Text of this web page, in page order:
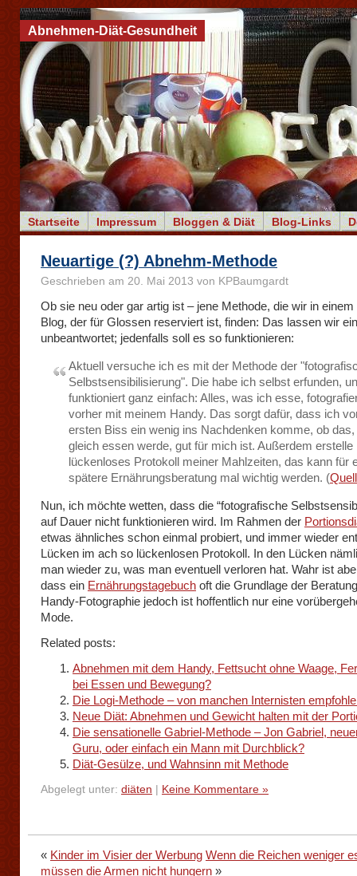
Startseite Impressum Bloggen & Diät Blog-Links
Abnehmen-Diät-Gesundheit
Neuartige (?) Abnehm-Methode
Geschrieben am 20. Mai 2013 von KPBaumgardt
Ob sie neu oder gar artig ist – jene Methode, die wir in
Blog, der für Glossen reserviert ist, finden: Das lassen wir
unbeantwortet; jedenfalls soll es so funktionieren:
Aktuell versuche ich es mit der Methode der
Selbstsensibilisierung". Die habe ich selbst erfunden,
funktioniert ganz einfach: Alles, was ich esse,
vorher mit meinem Handy. Das sorgt dafür, dass ich
ersten Biss ein wenig ins Nachdenken komme, ob
gleich essen werde, gut für mich ist. Außerdem erstelle
lückenloses Protokoll meiner Mahlzeiten, das kann für
spätere Ernährungsberatung mal wichtig werden. (
Nun, ich möchte wetten, dass die “fotografische
auf Dauer nicht funktionieren wird. Im Rahmen der
etwas ähnliches schon einmal probiert, und immer wieder
Lücken im ach so lückenlosen Protokoll. In den Lücken
man wieder zu, was man eventuell verloren hat. Wahr ist
dass ein Ernährungstagebuch oft die Grundlage der
Handy-Fotographie jedoch ist hoffentlich nur eine
Mode.
Related posts:
Abnehmen mit dem Handy, Fettsucht ohne Waage,
bei Essen und Bewegung?
Die Logi-Methode – von manchen Internisten
Neue Diät: Abnehmen und Gewicht halten mit der
Die sensationelle Gabriel-Methode – Jon Gabriel,
Guru, oder einfach ein Mann mit Durchblick?
Diät-Gesülze, und Wahnsinn mit Methode
Abgelegt unter: diäten Keine Kommentare »
« Kinder im Visier der Werbung Wenn die Reichen weniger
müssen die Armen nicht hungern »